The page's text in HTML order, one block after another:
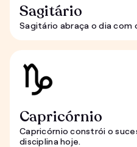
Sagitário
Sagitário abraça o dia com
Capricórnio
Capricórnio constrói o
disciplina hoje.